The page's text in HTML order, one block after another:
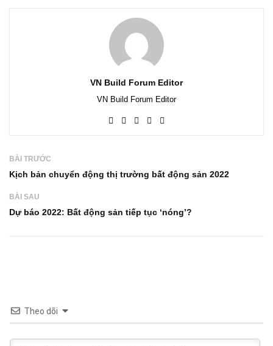
VN Build Forum Editor
VN Build Forum Editor
BÀI TRƯỚC
Kịch bản chuyển động thị trường bất động sản 2022
BÀI SAU
Dự báo 2022: Bất động sản tiếp tục ‘nóng’?
Theo dõi